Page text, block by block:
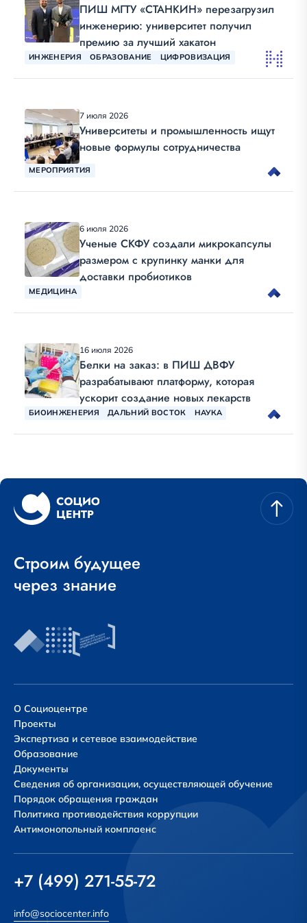
ПИШ МГТУ «СТАНКИН» перезагрузил
инженерию: университет получил
премию за лучший хакатон
ИНЖЕНЕРИЯ ОБРАЗОВАНИЕ ЦИФРОВИЗАЦИЯ
7 июля 2026
Университеты и промышленность ищут
новые формулы сотрудничества
МЕРОПРИЯТИЯ
6 июля 2026
Ученые СКФУ создали микрокапсулы
размером с крупинку манки для
доставки пробиотиков
МЕДИЦИНА
16 июля 2026
Белки на заказ: в ПИШ ДВФУ
разрабатывают платформу, которая
ускорит создание новых лекарств
БИОИНЖЕНЕРИЯ ДАЛЬНИЙ ВОСТОК НАУКА
Строим будущее
через знание
О Социоцентре
Проекты
Экспертиза и сетевое взаимодействие
Образование
Документы
Сведения об организации, осуществляющей обучение
Порядок обращения граждан
Политика противодействия коррупции
Антимонопольный комплаенс
+7 (499) 271-55-72
info@sociocenter.info